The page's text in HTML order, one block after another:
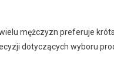
mężczyzn preferuje
dotyczących wyboru